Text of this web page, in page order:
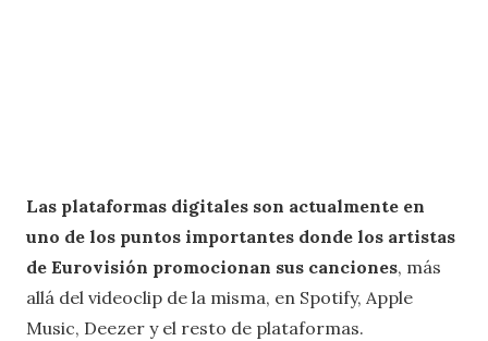
Las plataformas digitales son actualmente en
uno de los puntos importantes donde los artistas
de Eurovisión promocionan sus canciones, más
allá del videoclip de la misma, en Spotify, Apple
Music, Deezer y el resto de plataformas.